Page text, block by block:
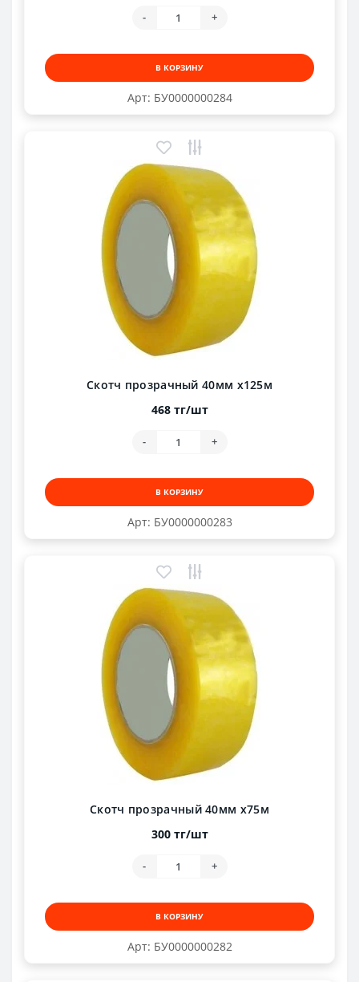
Арт: БУ0000000284
- +
В КОРЗИНУ
Арт: БУ0000000283
Скотч прозрачный 40мм х125м
468 тг/шт
- +
В КОРЗИНУ
Арт: БУ0000000282
Скотч прозрачный 40мм х75м
300 тг/шт
- +
В КОРЗИНУ